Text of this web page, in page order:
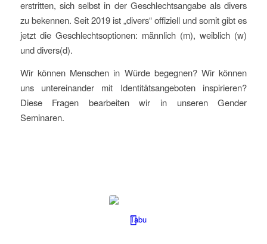
erstritten, sich selbst in der Geschlechtsangabe als divers
zu bekennen. Seit 2019 ist „divers“ offiziell und somit gibt es
jetzt die Geschlechtsoptionen: männlich (m), weiblich (w)
und divers(d).
Wir können Menschen in Würde begegnen? Wir können
uns untereinander mit Identitätsangeboten inspirieren?
Diese Fragen bearbeiten wir in unseren Gender
Seminaren.